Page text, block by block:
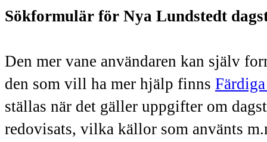
Sökformulär för Nya Lundstedt
Den mer vane användaren kan själv
den som vill ha mer hjälp finns
ställas när det gäller uppgifter om
redovisats, vilka källor som använts